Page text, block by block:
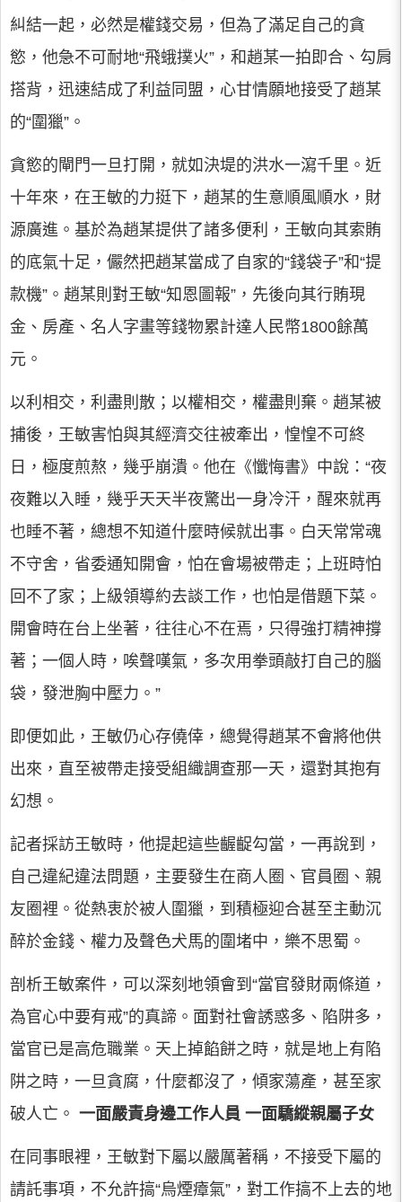
糾結一起，必然是權錢交易，但為了滿足自己的貪
慾，他急不可耐地“飛蛾撲火”，和趙某一拍即合、勾肩
搭背，迅速結成了利益同盟，心甘情願地接受了趙某
的“圍獵”。
貪慾的閘門一旦打開，就如決堤的洪水一瀉千里。近
十年來，在王敏的力挺下，趙某的生意順風順水，財
源廣進。基於為趙某提供了諸多便利，王敏向其索賄
的底氣十足，儼然把趙某當成了自家的“錢袋子”和“提
款機”。趙某則對王敏“知恩圖報”，先後向其行賄現
金、房產、名人字畫等錢物累計達人民幣1800餘萬
元。
以利相交，利盡則散；以權相交，權盡則棄。趙某被
捕後，王敏害怕與其經濟交往被牽出，惶惶不可終
日，極度煎熬，幾乎崩潰。他在《懺悔書》中說：“夜
夜難以入睡，幾乎天天半夜驚出一身冷汗，醒來就再
也睡不著，總想不知道什麼時候就出事。白天常常魂
不守舍，省委通知開會，怕在會場被帶走；上班時怕
回不了家；上級領導約去談工作，也怕是借題下菜。
開會時在台上坐著，往往心不在焉，只得強打精神撐
著；一個人時，唉聲嘆氣，多次用拳頭敲打自己的腦
袋，發泄胸中壓力。”
即便如此，王敏仍心存僥倖，總覺得趙某不會將他供
出來，直至被帶走接受組織調查那一天，還對其抱有
幻想。
記者採訪王敏時，他提起這些齷齪勾當，一再說到，
自己違紀違法問題，主要發生在商人圈、官員圈、親
友圈裡。從熱衷於被人圍獵，到積極迎合甚至主動沉
醉於金錢、權力及聲色犬馬的圍堵中，樂不思蜀。
剖析王敏案件，可以深刻地領會到“當官發財兩條道，
為官心中要有戒”的真諦。面對社會誘惑多、陷阱多，
當官已是高危職業。天上掉餡餅之時，就是地上有陷
阱之時，一旦貪腐，什麼都沒了，傾家蕩產，甚至家
破人亡。 一面嚴責身邊工作人員 一面驕縱親屬子女
在同事眼裡，王敏對下屬以嚴厲著稱，不接受下屬的
請託事項，不允許搞“烏煙瘴氣”，對工作搞不上去的地